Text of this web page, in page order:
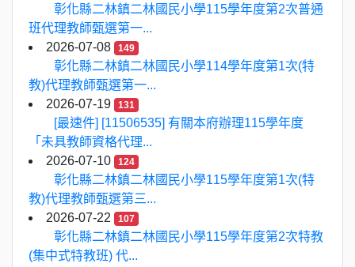
彰化縣二林鎮二林國民小學115學年度第2次普通
班代理教師甄選第一...
2026-07-08
149
彰化縣二林鎮二林國民小學114學年度第1次(特
教)代理教師甄選第一...
2026-07-19
131
[最速件] [11506535] 有關本府辦理115學年度
「未具教師資格代理...
2026-07-10
124
彰化縣二林鎮二林國民小學115學年度第1次(特
教)代理教師甄選第三...
2026-07-22
107
彰化縣二林鎮二林國民小學115學年度第2次特教
(集中式特教班) 代...